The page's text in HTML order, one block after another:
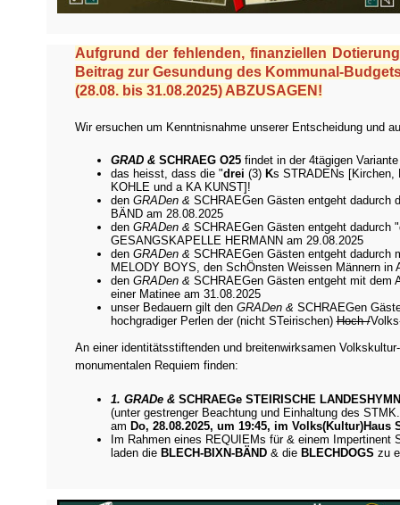
Aufgrund der fehlenden, finanziellen
Beitrag zur Gesundung des Kommunal-
(28.08. bis 31.08.2025) ABZUSAGEN!
Wir ersuchen um Kenntnisnahme unserer Entscheidung und
GRAD & SCHRAEG O25findet in der 4tägigen
das heisst, dass die "drei (3) Ks STRADENs [Kirchen,
KOHLE und a KA KUNST]!
den GRADen & SCHRAEGen Gästen entgeht dadurch
BÄND am 28.08.2025
den GRADen & SCHRAEGen Gästen entgeht dadurch
GESANGSKAPELLE HERMANN am 29.08.2025
den GRADen & SCHRAEGen Gästen entgeht dadurch
MELODY BOYS, den SchÖnsten Weissen Männern in
den GRADen & SCHRAEGen Gästen entgeht mit dem
einer Matinee am 31.08.2025
unser Bedauern gilt den GRADen & SCHRAEGen
hochgradiger Perlen der (nicht STeirischen)Hoch-/
An einer identitätsstiftenden und breitenwirksamen
monumentalen Requiem finden:
1. GRADe &SCHRAEGe STEIRISCHE
(unter gestrenger Beachtung und Einhaltung des
am Do, 28.08.2025, um 19:45, im Volks(Kultur)Haus
Im Rahmen eines REQUIEMs für & einem Impertinent
laden die BLECH-BIXN-BÄND& die BLECHDOGS zu